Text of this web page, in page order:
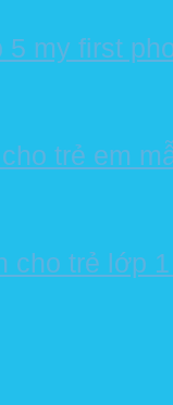
my first
trẻ em
cho trẻ lớp